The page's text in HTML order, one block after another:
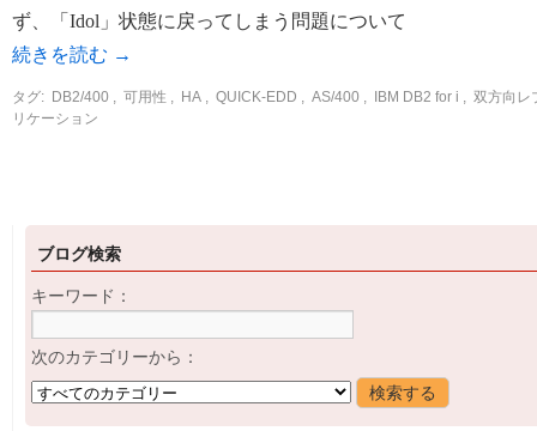
ず、「Idol」状態に戻ってしまう問題について
続きを読む →
タグ: DB2/400 , 可用性 , HA , QUICK-EDD , AS/400 , IBM DB2 for i , 双方向レ
リケーション
ブログ検索
キーワード：
次のカテゴリーから：